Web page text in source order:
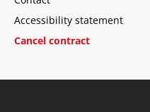
Accessibility statement
Cancel contract